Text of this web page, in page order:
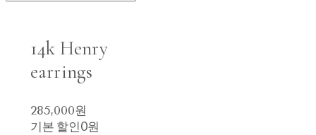
14k Henry
earrings
285,000원
기본 할인0원